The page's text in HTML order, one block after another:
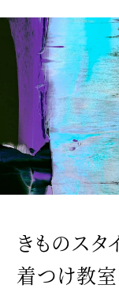
きものスタ
着つけ教室